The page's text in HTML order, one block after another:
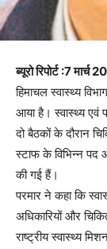
ब्यूरो रिपोर्ट :7 मार्च
हिमाचल स्वास्थ्य
आया है। स्वास्थ्य एवं
दो बैठकों के दौरान
स्टाफ के विभिन्न पद
की गई हैं।
परमार ने कहा कि
अधिकारियों और
राष्ट्रीय स्वास्थ्य